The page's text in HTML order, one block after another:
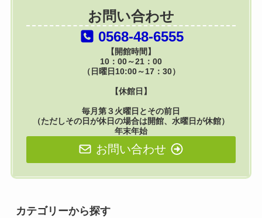
お問い合わせ
0568-48-6555
【開館時間】
10：00～21：00
（日曜日10:00～17：30）
【休館日】
毎月第３火曜日とその前日
（ただしその日が休日の場合は開館、水曜日が休館）
年末年始
お問い合わせ
カテゴリーから探す